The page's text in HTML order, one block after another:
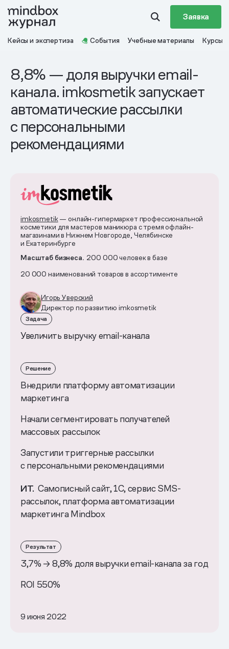
Заявка
Кейсы и экспертиза События Учебные материалы Курсы
8,8% — доля выручки email-
канала. imkosmetik запускает
автоматические рассылки
с персональными
рекомендациями
imkosmetik— онлайн-гипермаркет профессиональной
косметики для мастеров маникюра с тремя офлайн-
магазинами в Нижнем Новгороде, Челябинске
и Екатеринбурге
Масштаб бизнеса. 200 000 человек в базе
20 000 наименований товаров в ассортименте
Игорь Уверский
Директор по развитию imkosmetik
Задача
Увеличить выручку email-канала
Решение
Внедрили платформу автоматизации
маркетинга
Начали сегментировать получателей
массовых рассылок
Запустили триггерные рассылки
с персональными рекомендациями
ИТ.Самописный сайт, 1C, сервис SMS-
рассылок, платформа автоматизации
маркетинга Mindbox
Результат
3,7% → 8,8% доля выручки email-канала за год
ROI 550%
9 июня 2022